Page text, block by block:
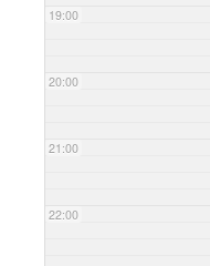
19:00
20:00
21:00
22:00